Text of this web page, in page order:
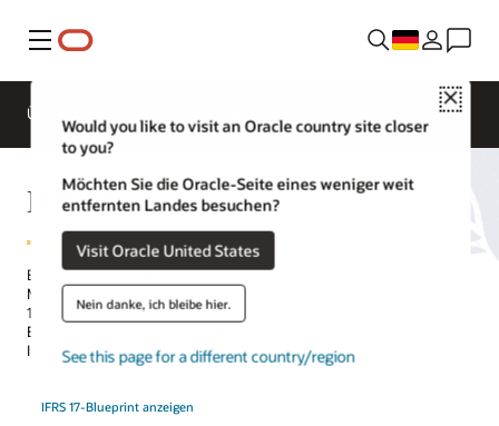
Menü
Close
Would you like to visit an Oracle country site closer
to you?
Möchten Sie die Oracle-Seite eines weniger weit
entfernten Landes besuchen?
Visit Oracle United States
Nein danke, ich bleibe hier.
See this page for a different country/region
Übersicht
IFRS 17-Lösungen
Beschleunigen Sie die Implementierung von
Methodik und einem bewährten Framework. Erfüllen Sie den IFRS
17-Buchhaltungsstandard mit der branchenführenden, modernen
End-to-End-Softwarelösung für Rechnungswesen und Reporting
IFRS 17 – Oracle IFRS 17 Analyzer.
IFRS 17-Blueprint anzeigen